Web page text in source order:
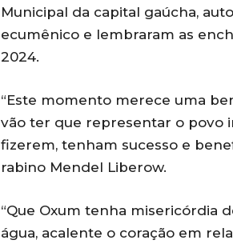
Municipal da capital gaúcha,
ecumênico e lembraram as
2024.
“Este momento merece uma
vão ter que representar o povo
fizerem, tenham sucesso e
rabino Mendel Liberow.
“Que Oxum tenha misericórdia
água, acalente o coração em